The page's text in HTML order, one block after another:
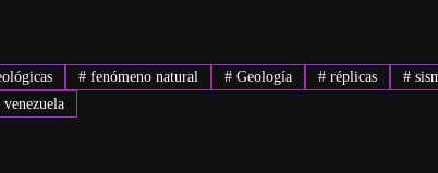
# fenómeno natural # Geología #réplicas #
venezuela